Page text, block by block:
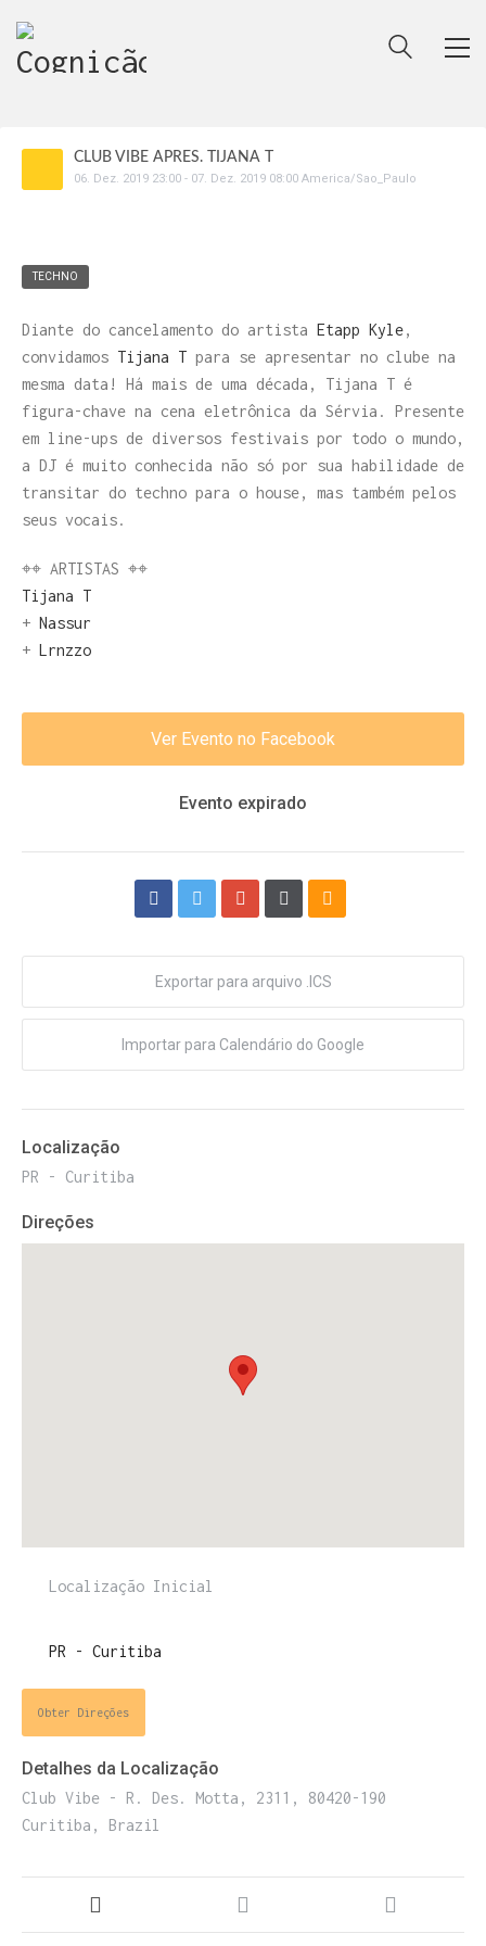
CLUB VIBE APRES. TIJANA T
06. Dez. 2019 23:00 - 07. Dez. 2019 08:00 America/Sao_Paulo
TECHNO
Diante do cancelamento do artista Etapp Kyle,
convidamos Tijana T para se apresentar no clube na
mesma data! Há mais de uma década, Tijana T é
figura-chave na cena eletrônica da Sérvia. Presente
em line-ups de diversos festivais por todo o mundo,
a DJ é muito conhecida não só por sua habilidade de
transitar do techno para o house, mas também pelos
seus vocais.
⌖⌖ ARTISTAS ⌖⌖
Tijana T
+ Nassur
+ Lrnzzo
Ver Evento no Facebook
Evento expirado
Exportar para arquivo .ICS
Importar para Calendário do Google
Localização
PR - Curitiba
Direções
Obter Direções
Detalhes da Localização
Club Vibe - R. Des. Motta, 2311, 80420-190
Curitiba, Brazil
ENTRE PARA O NOSSO
E receba códigos promocionais para festas, free